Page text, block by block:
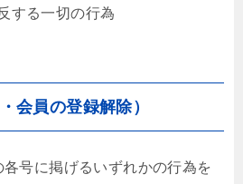
する一切の行為
会員の登録解除）
号に掲げるいずれかの行為を